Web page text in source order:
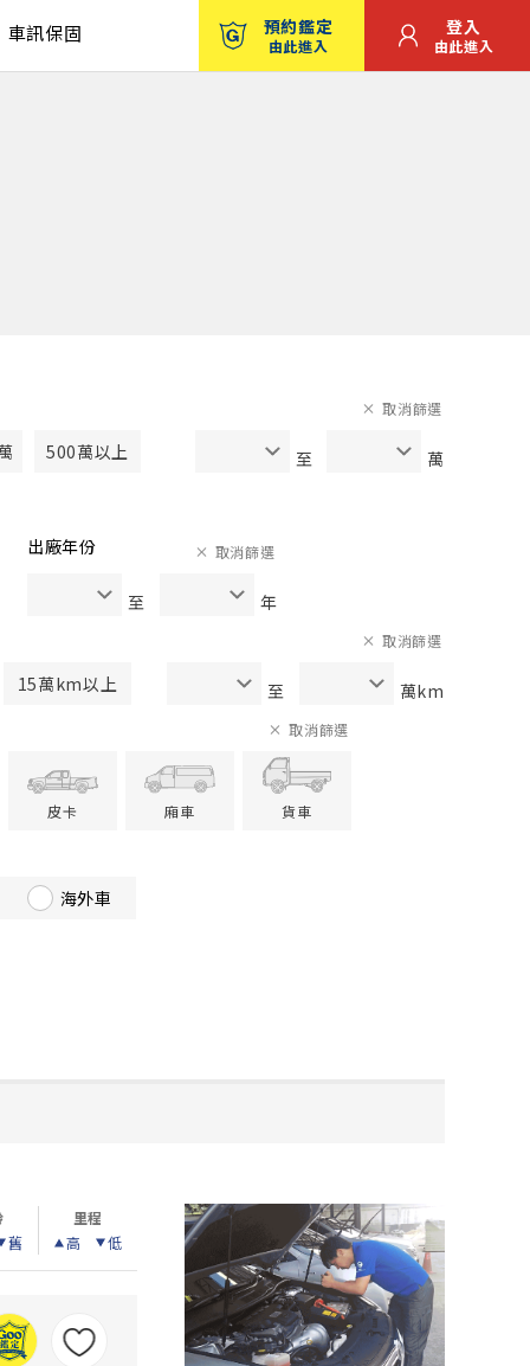
車訊保固 預約鑑定
由此進入
登入
由此進入
500萬以上 至 萬
取消篩選
出廠年份
至 年
取消篩選
15萬km以上 至 萬km
取消篩選
皮卡 廂車 貨車
取消篩選
海外車
舊
里程
高
低